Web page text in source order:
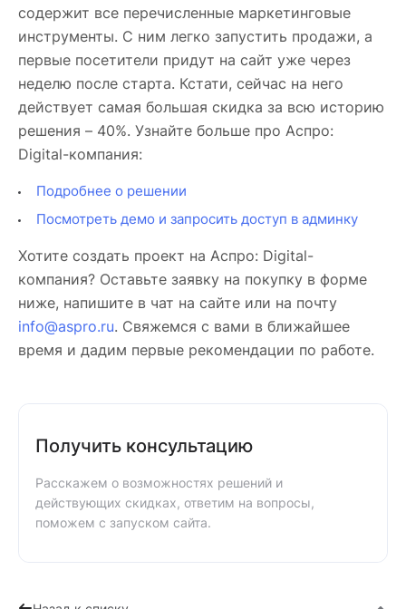
содержит все перечисленные маркетинговые
инструменты. С ним легко запустить продажи, а
первые посетители придут на сайт уже через
неделю после старта. Кстати, сейчас на него
действует самая большая скидка за всю историю
решения – 40%. Узнайте больше про Аспро:
Digital-компания:
Подробнее о решении
Посмотреть демо и запросить доступ в админку
Хотите создать проект на Аспро: Digital-
компания? Оставьте заявку на покупку в форме
ниже, напишите в чат на сайте или на почту
info@aspro.ru. Свяжемся с вами в ближайшее
время и дадим первые рекомендации по работе.
Получить консультацию
Расскажем о возможностях решений и
действующих скидках, ответим на вопросы,
поможем с запуском сайта.